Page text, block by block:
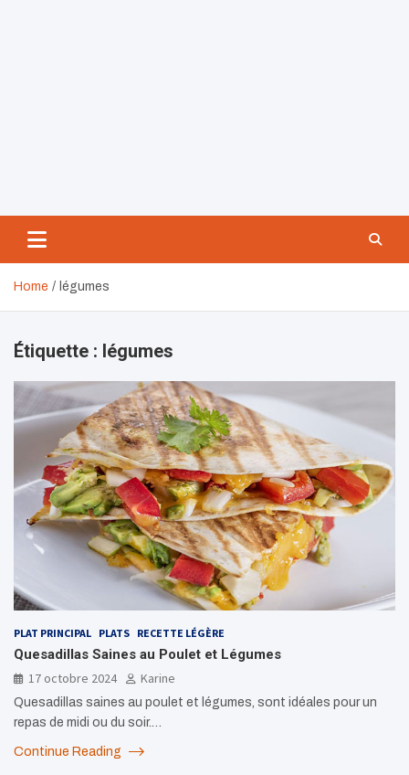
Home légumes
Étiquette : légumes
PLAT PRINCIPAL PLATS RECETTE LÉGÈRE
Quesadillas Saines au Poulet et Légumes
17 octobre 2024
Karine
Quesadillas saines au poulet et légumes, sont idéales pour un
repas de midi ou du soir.…
Continue Reading